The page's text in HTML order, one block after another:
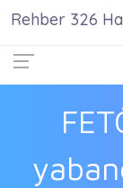
Rehber 326